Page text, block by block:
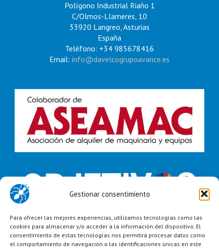
Gestionar consentimiento
Para ofrecer las mejores experiencias, utilizamos tecnologías como las
cookies para almacenar y/o acceder a la información del dispositivo. El
consentimiento de estas tecnologías nos permitirá procesar datos como
el comportamiento de navegación o las identificaciones únicas en este
Polígono Industrial Riaño 1
C/Olmos-Llameres, 10
33920 Langreo, Asturias
España
Teléfono: +34 985678416
Email: info@davelcogrupoavance.es